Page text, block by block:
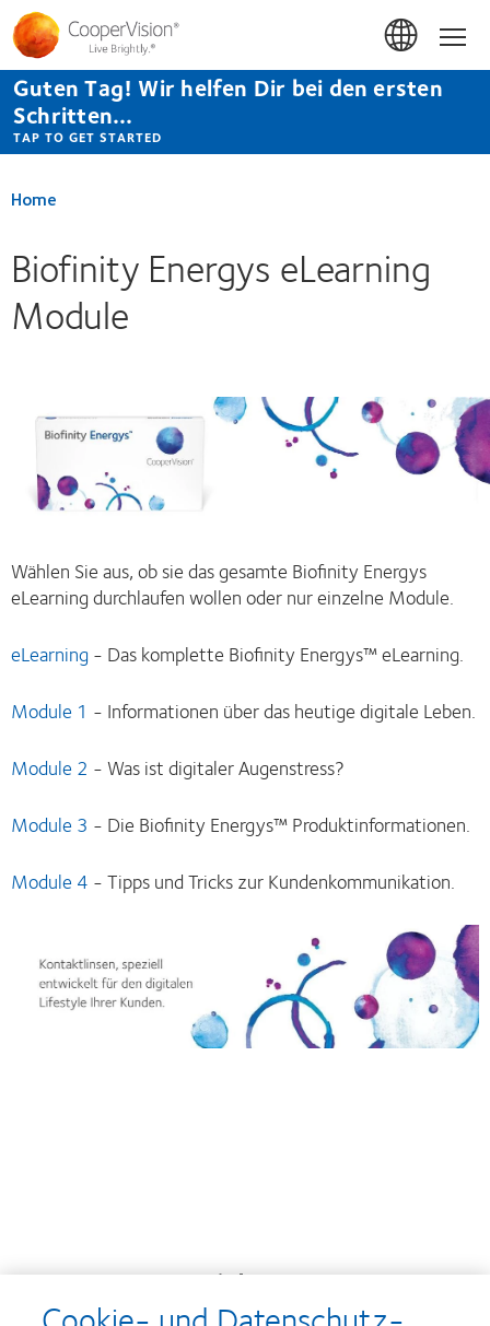
Direkt
zum
Inhalt
Guten Tag! Wir helfen Dir bei den ersten
Schritten...
TAP TO GET STARTED
Home
Biofinity Energys eLearning
Module
Wählen Sie aus, ob sie das gesamte Biofinity Energys
eLearning durchlaufen wollen oder nur einzelne Module.
eLearning- Das komplette Biofinity Energys™ eLearning.
Module 1 - Informationen über das heutige digitale Leben.
Module 2 - Was ist digitaler Augenstress?
Module 3 - Die Biofinity Energys™ Produktinformationen.
Module 4 - Tipps und Tricks zur Kundenkommunikation.
Auszeichnungen